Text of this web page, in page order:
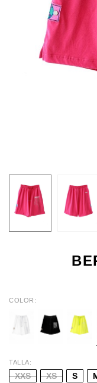
COLOR
TALLA
XXS XS S